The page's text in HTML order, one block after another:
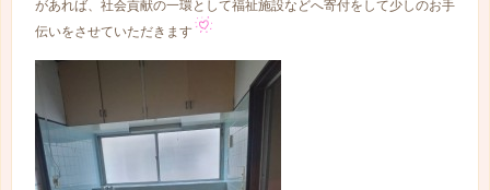
があれば、社会貢献の一環として福祉施設などへ寄付をして少しのお手
伝いをさせていただきます